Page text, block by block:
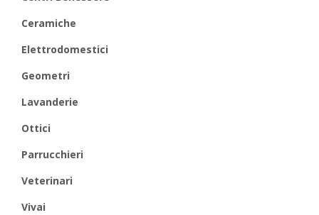
Ceramiche
Elettrodomestici
Geometri
Lavanderie
Ottici
Parrucchieri
Veterinari
Vivai